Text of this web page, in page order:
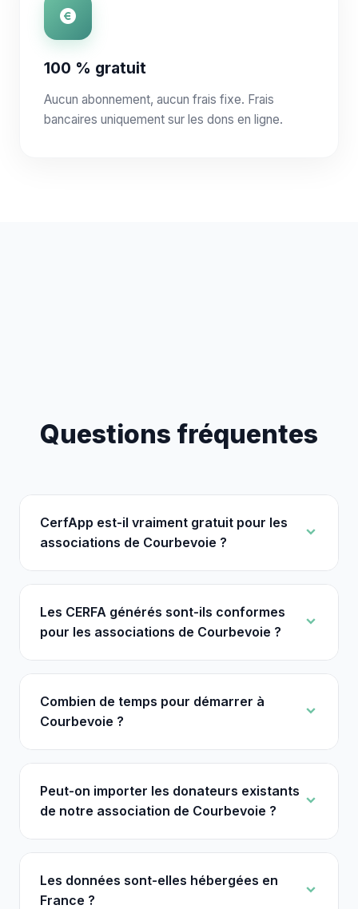
100 % gratuit
Aucun abonnement, aucun frais fixe. Frais
bancaires uniquement sur les dons en ligne.
Questions fréquentes
CerfApp est-il vraiment gratuit pour les
associations de Courbevoie ?
Les CERFA générés sont-ils conformes
pour les associations de Courbevoie ?
Combien de temps pour démarrer à
Courbevoie ?
Peut-on importer les donateurs existants
de notre association de Courbevoie ?
Les données sont-elles hébergées en
France ?